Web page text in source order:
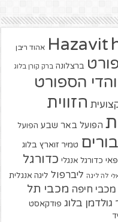
Hazavit אהוד ריבן
ברצלונה ברק קורן בלוג
הספורט
הזווית
הפועל באר שבע הפועל
טמיר זוארץ בלוג
כדורגל אנגלי כדורגל
לה ליגה ליברפול ליגה אנגלית
מכבי חיפה מכבי תל
גולדמן בלוג פודקאסט